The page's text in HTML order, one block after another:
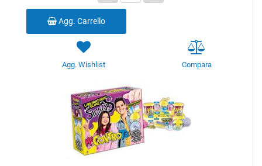
Agg. Carrello
Agg. Wishlist Compara